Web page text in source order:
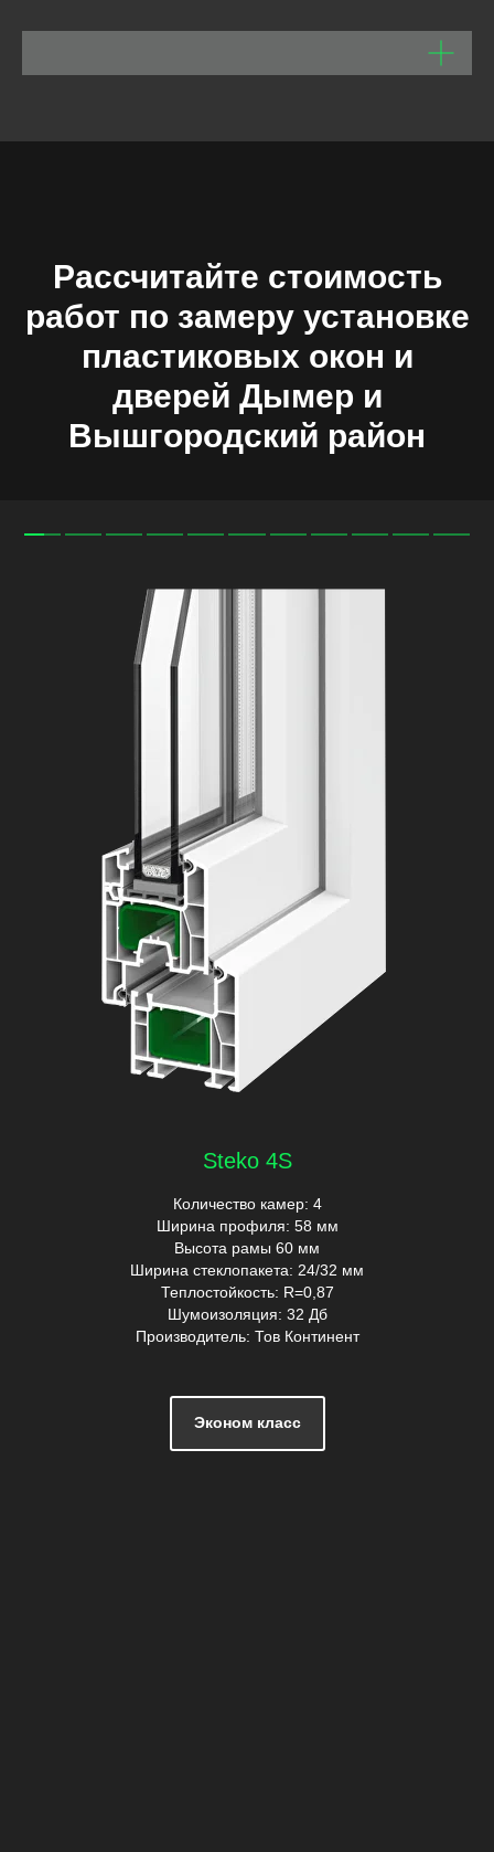
Рассчитайте стоимость
работ по замеру установке
пластиковых окон и
дверей Дымер и
Вышгородский район
Steko 4S
Количество камер: 4
Ширина профиля: 58 мм
Высота рамы 60 мм
Ширина стеклопакета: 24/32 мм
Теплостойкость: R=0,87
Шумоизоляция: 32 Дб
Производитель: Тов Континент
Эконом класс